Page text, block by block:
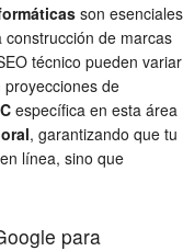
son esenciales
de marcas
técnico pueden variar
de
específica en esta área
, garantizando que tu
línea, sino que
para